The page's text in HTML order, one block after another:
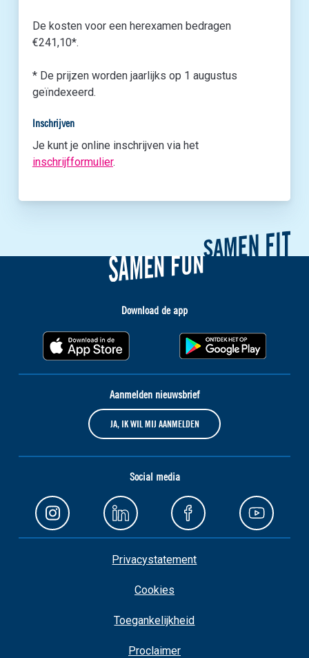
De kosten voor een herexamen bedragen
€241,10*.
* De prijzen worden jaarlijks op 1 augustus
geïndexeerd.
Inschrijven
Je kunt je online inschrijven via het
inschrijfformulier.
Download de app
Aanmelden nieuwsbrief
JA, IK WIL MIJ AANMELDEN
Social media
Privacystatement
Cookies
Toegankelijkheid
Proclaimer